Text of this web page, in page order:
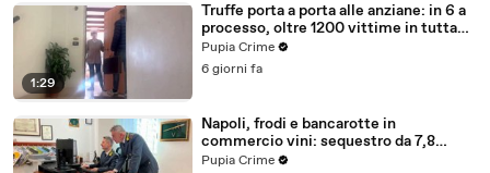
1:29
Truffe porta a porta alle anziane: in 6 a
processo, oltre 1200 vittime in tutta
Italia (30.07.26)
Pupia Crime
6 giorni fa
Napoli, frodi e bancarotte in
commercio vini: sequestro da 7,8
milioni (30.07.26)
Pupia Crime